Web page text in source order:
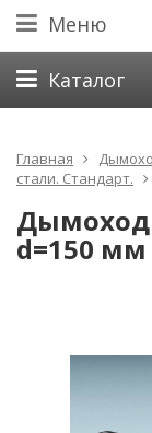
Меню
Каталог
Главная
стали. Стандарт.
Дымоход
d=150 мм